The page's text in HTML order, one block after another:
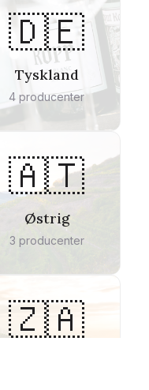
🇩🇪
Tyskland
4 producenter
🇦🇹
Østrig
3 producenter
🇿🇦